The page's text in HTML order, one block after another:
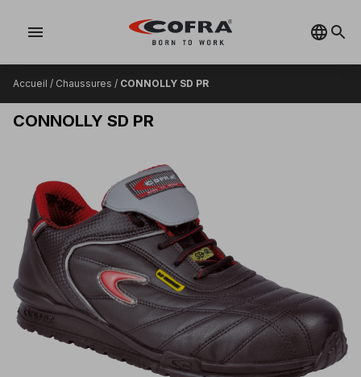
menu
Accueil / Chaussures / CONNOLLY SD PR
CONNOLLY SD PR